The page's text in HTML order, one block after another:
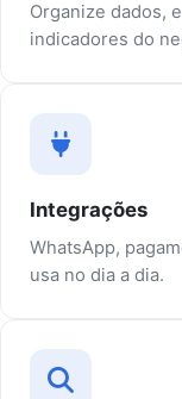
Organize dados,
indicadores do
Integrações
WhatsApp,
usa no dia a dia.